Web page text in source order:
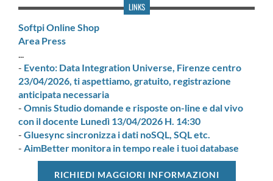
LINKS
Softpi Online Shop
Area Press
...
- Evento: Data Integration Universe, Firenze centro
23/04/2026, ti aspettiamo, gratuito, registrazione
anticipata necessaria
- Omnis Studio domande e risposte on-line e dal vivo
con il docente Lunedì 13/04/2026 H. 14:30
- Gluesync sincronizza i dati noSQL, SQL etc.
- AimBetter monitora in tempo reale i tuoi database
RICHIEDI MAGGIORI INFORMAZIONI